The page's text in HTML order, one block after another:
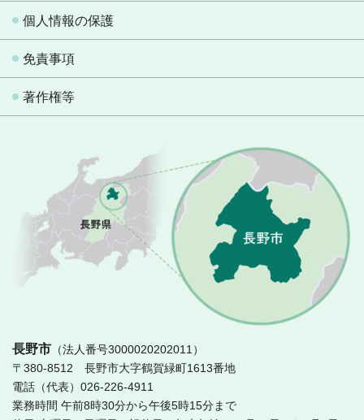
個人情報の保護
免責事項
著作権等
長野市 （法人番号3000020202011）
〒380-8512 長野市大字鶴賀緑町1613番地
電話（代表）026-226-4911
業務時間 午前8時30分から午後5時15分まで